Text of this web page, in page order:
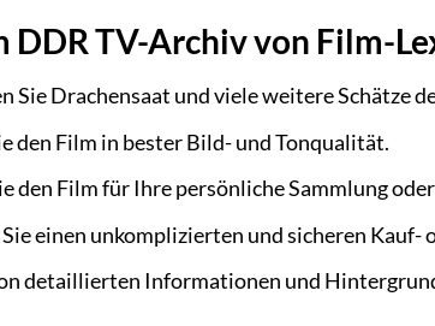
TV-Archiv von Film-
Sie Drachensaat und viele weitere Schätze
den Film in bester Bild- und Tonqualität.
den Film für Ihre persönliche Sammlung
einen unkomplizierten und sicheren Kauf-
detaillierten Informationen und